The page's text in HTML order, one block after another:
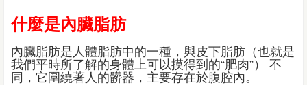
什麼是內臟脂肪
內臟脂肪是人體脂肪中的一種，與皮下脂肪（也就是
我們平時所了解的身體上可以摸得到的“肥肉”） 不
同，它圍繞著人的髒器，主要存在於腹腔內。